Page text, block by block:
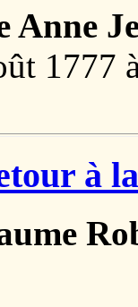
Anne
à